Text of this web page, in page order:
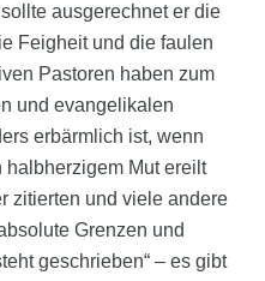
ausgerechnet er die
Feigheit und die faulen
Pastoren haben zum
und evangelikalen
erbärmlich ist, wenn
Mut ereilt
zitierten und viele andere
Grenzen und
geschrieben“ – es gibt